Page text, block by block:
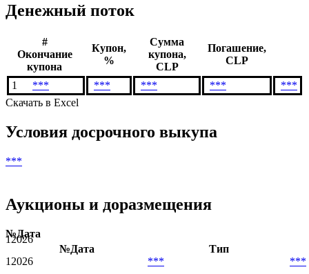
Денежный поток
#
Окончание
купона
Купон,
%
Сумма
купона,
CLP
Погашение,
CLP
1 *** *** *** ***
***
Скачать в Excel
Условия досрочного выкупа
***
Аукционы и доразмещения
№Дата
12026
№Дата
Тип
1 2026 *** ***